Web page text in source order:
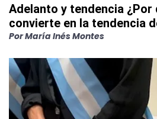
Adelanto y tendencia ¿Por
convierte en la tendencia
PorMaría Inés Montes